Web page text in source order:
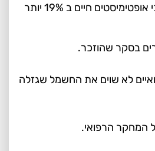
רק לפני שנים פורסם כי אופטימיסטים חיים ב 19% יותר
בסקר שהוזכר.
לא שוים את החשמל שגזלה
המחקר הרפואי.